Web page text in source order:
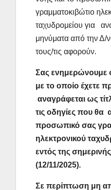
γραμματοκιβώτιο
ταχυδρομείου για
μηνύματα από την
τους/τις αφορούν.
Σας ενημερώνουμε
με το οποίο έχετε
αναγράφεται ως
τις οδηγίες που
προσωπικό σας
ηλεκτρονικού
εντός της
(12/11/2025).
Σε περίπτωση μη